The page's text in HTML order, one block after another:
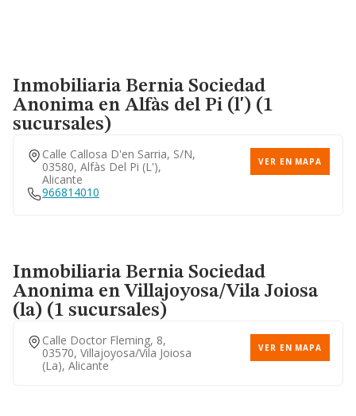
Inmobiliaria Bernia Sociedad
Anonimaen Alfàs del Pi (l') (1
sucursales)
Calle Callosa D'en Sarria, S/n,
03580, Alfàs Del Pi (l'),
Alicante
VER EN MAPA
966814010
Inmobiliaria Bernia Sociedad
Anonimaen Villajoyosa/Vila Joiosa
(la) (1 sucursales)
Calle Doctor Fleming, 8,
03570, Villajoyosa/vila Joiosa
(la), Alicante
VER EN MAPA